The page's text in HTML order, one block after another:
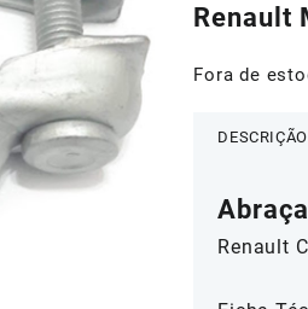
Renault
Fora de
DESCRIÇÃO
Renault